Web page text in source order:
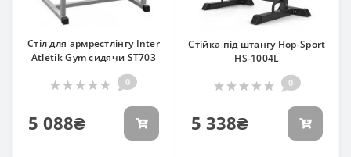
Стіл для армрестлінгу Inter
Atletik Gym сидячи ST703
0
5 088₴
Стійка під штангу Hop-Sport
HS-1004L
0
5 338₴